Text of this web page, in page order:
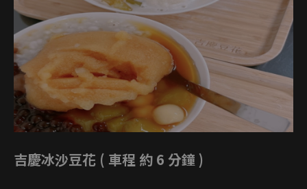
吉慶冰沙豆花 ( 車程 約 6 分鐘 )